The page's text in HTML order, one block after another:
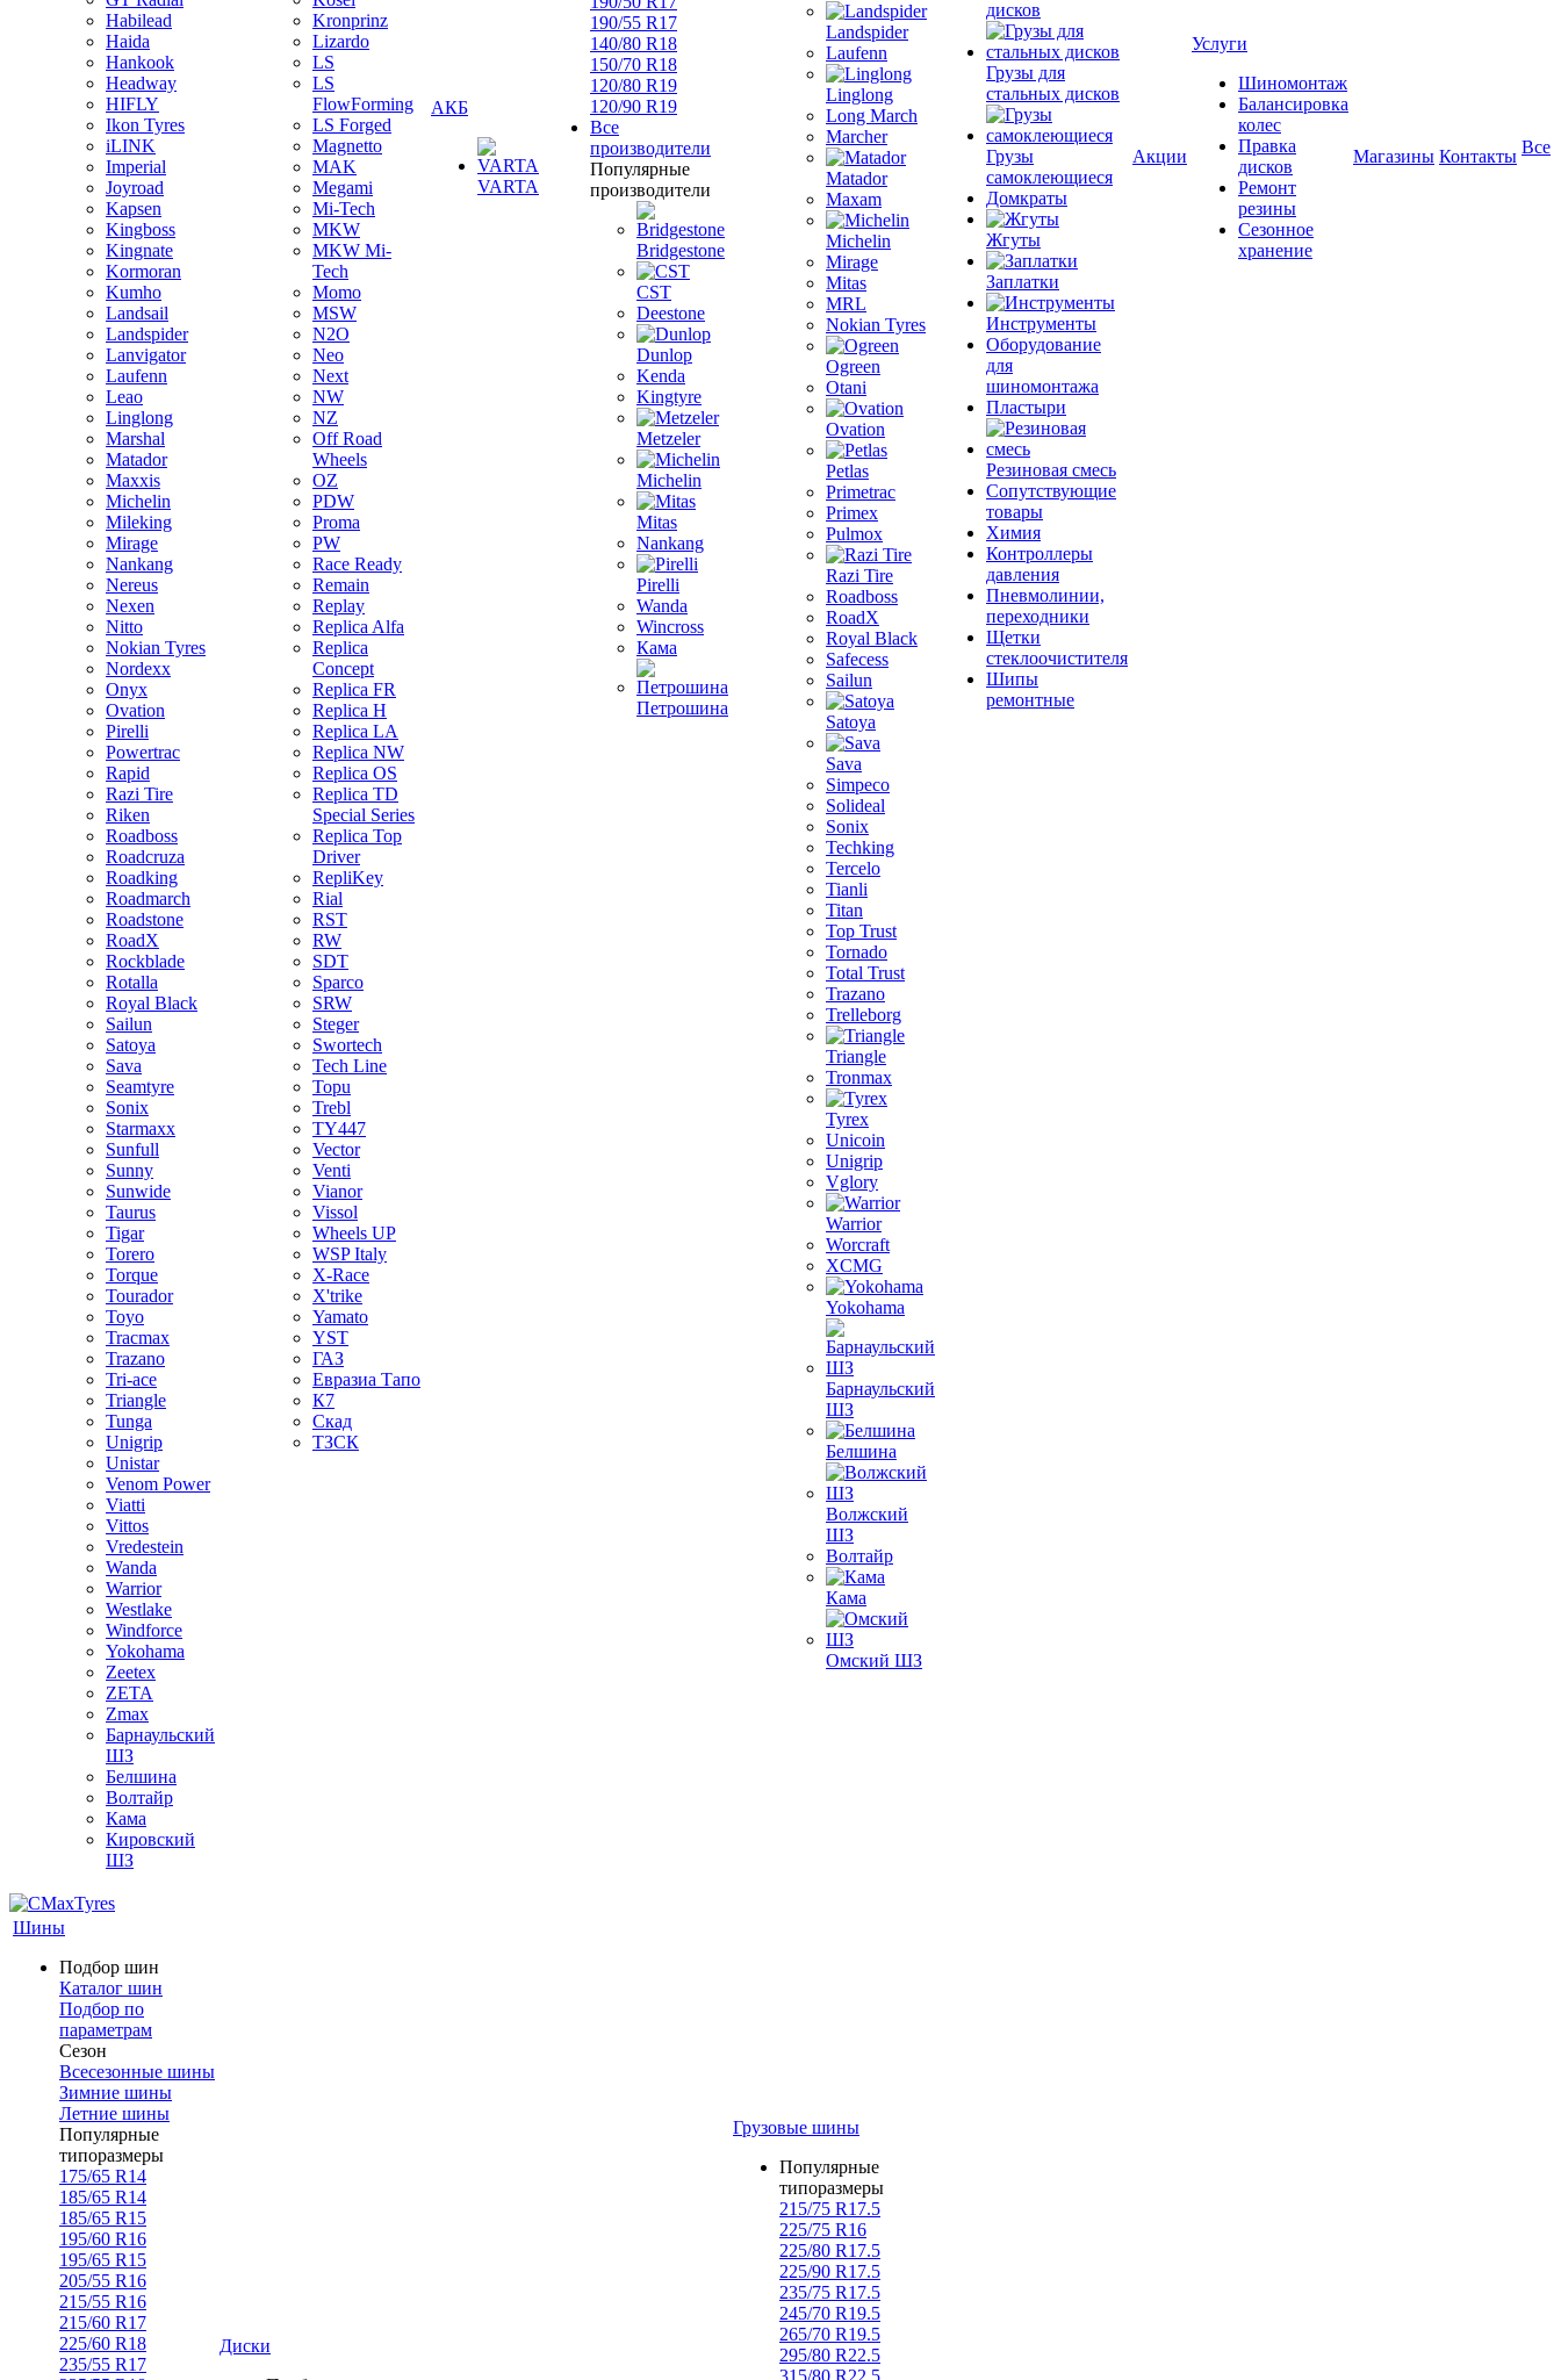
Habilead
Haida
Hankook
Headway
HIFLY
Ikon Tyres
iLINK
Imperial
Joyroad
Kapsen
Kingboss
Kingnate
Kormoran
Kumho
Landsail
Landspider
Lanvigator
Laufenn
Leao
Linglong
Marshal
Matador
Maxxis
Michelin
Mileking
Mirage
Nankang
Nereus
Nexen
Nitto
Nokian Tyres
Nordexx
Onyx
Ovation
Pirelli
Powertrac
Rapid
Razi Tire
Riken
Roadboss
Roadcruza
Roadking
Roadmarch
Roadstone
RoadX
Rockblade
Rotalla
Royal Black
Sailun
Satoya
Sava
Seamtyre
Sonix
Starmaxx
Sunfull
Sunny
Sunwide
Taurus
Tigar
Torero
Torque
Tourador
Toyo
Tracmax
Trazano
Tri-ace
Triangle
Tunga
Unigrip
Unistar
Venom Power
Viatti
Vittos
Vredestein
Wanda
Warrior
Westlake
Windforce
Yokohama
Zeetex
ZETA
Zmax
Барнаульский
ШЗ
Белшина
Волтайр
Кама
Кировский
ШЗ
Kronprinz
Lizardo
LS
LS
FlowForming
LS Forged
Magnetto
MAK
Megami
Mi-Tech
MKW
MKW Mi-
Tech
Momo
MSW
N2O
Neo
Next
NW
NZ
Off Road
Wheels
OZ
PDW
Proma
PW
Race Ready
Remain
Replay
Replica Alfa
Replica
Concept
Replica FR
Replica H
Replica LA
Replica NW
Replica OS
Replica TD
Special Series
Replica Top
Driver
RepliKey
Rial
RST
RW
SDT
Sparco
SRW
Steger
Swortech
Tech Line
Topu
Trebl
TY447
Vector
Venti
Vianor
Vissol
Wheels UP
WSP Italy
X-Race
X'trike
Yamato
YST
ГАЗ
Евразиа Тапо
К7
Скад
ТЗСК
АКБ
VARTA
190/55 R17
140/80 R18
150/70 R18
120/80 R19
120/90 R19
Все
производители
Популярные
производители
Bridgestone
CST
Deestone
Dunlop
Kenda
Kingtyre
Metzeler
Michelin
Mitas
Nankang
Pirelli
Wanda
Wincross
Кама
Петрошина
Landspider
Laufenn
Linglong
Long March
Marcher
Matador
Maxam
Michelin
Mirage
Mitas
MRL
Nokian Tyres
Ogreen
Otani
Ovation
Petlas
Primetrac
Primex
Pulmox
Razi Tire
Roadboss
RoadX
Royal Black
Safecess
Sailun
Satoya
Sava
Simpeco
Solideal
Sonix
Techking
Tercelo
Tianli
Titan
Top Trust
Tornado
Total Trust
Trazano
Trelleborg
Triangle
Tronmax
Tyrex
Unicoin
Unigrip
Vglory
Warrior
Worcraft
XCMG
Yokohama
Барнаульский
ШЗ
Белшина
Волжский
ШЗ
Волтайр
Кама
Омский ШЗ
дисков
Грузы для
стальных дисков
Грузы
самоклеющиеся
Домкраты
Жгуты
Заплатки
Инструменты
Оборудование
для
шиномонтажа
Пластыри
Резиновая смесь
Сопутствующие
товары
Химия
Контроллеры
давления
Пневмолинии,
переходники
Щетки
стеклоочистителя
Шипы
ремонтные
Акции
Услуги
Шиномонтаж
Балансировка
колес
Правка
дисков
Ремонт
резины
Сезонное
хранение
Магазины Контакты Все
Шины
Подбор шин
Каталог шин
Подбор по
параметрам
Сезон
Всесезонные шины
Зимние шины
Летние шины
Популярные
типоразмеры
175/65 R14
185/65 R14
185/65 R15
195/60 R16
195/65 R15
205/55 R16
215/55 R16
215/60 R17
225/60 R18
235/55 R17
Диски
Грузовые шины
Популярные
типоразмеры
215/75 R17.5
225/75 R16
225/80 R17.5
225/90 R17.5
235/75 R17.5
245/70 R19.5
265/70 R19.5
295/80 R22.5
315/80 R22.5